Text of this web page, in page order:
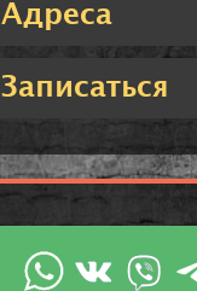
Адреса
Записаться